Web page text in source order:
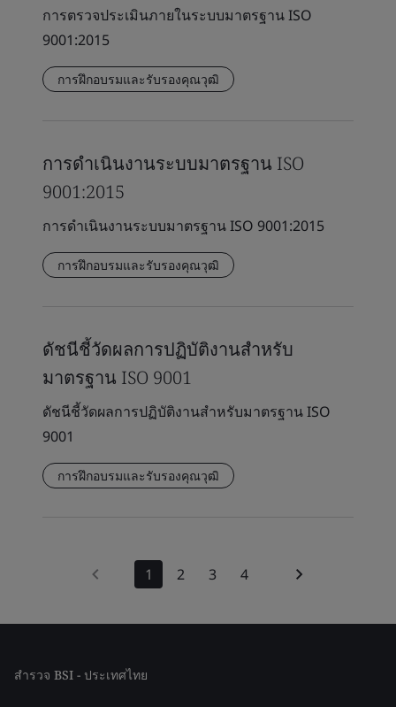
การตรวจประเมินภายในระบบมาตรฐาน ISO
9001:2015
การฝึกอบรมและรับรองคุณวุฒิ
การดำเนินงานระบบมาตรฐาน ISO
9001:2015
การดำเนินงานระบบมาตรฐาน ISO 9001:2015
การฝึกอบรมและรับรองคุณวุฒิ
ดัชนีชี้วัดผลการปฏิบัติงานสำหรับ
มาตรฐาน ISO 9001
ดัชนีชี้วัดผลการปฏิบัติงานสำหรับมาตรฐาน ISO
9001
การฝึกอบรมและรับรองคุณวุฒิ
1 2 3 4
สำรวจ BSI - ประเทศไทย